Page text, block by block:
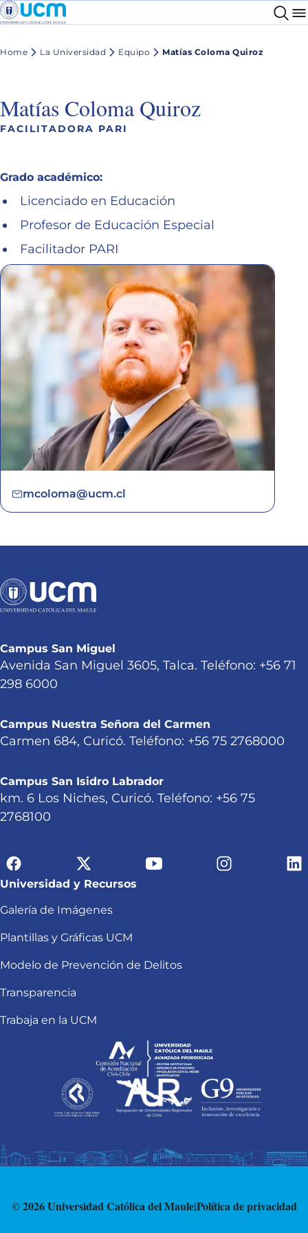
Home La Universidad Equipo Matías Coloma Quiroz
Matías Coloma Quiroz
FACILITADORA PARI
Grado académico:
Licenciado en Educación
Profesor de Educación Especial
Facilitador PARI
mcoloma@ucm.cl
Campus San Miguel
Avenida San Miguel 3605, Talca. Teléfono: +56 71
298 6000
Campus Nuestra Señora del Carmen
Carmen 684, Curicó. Teléfono: +56 75 2768000
Campus San Isidro Labrador
km. 6 Los Niches, Curicó. Teléfono: +56 75
2768100
Universidad y Recursos
Galería de Imágenes
Plantillas y Gráficas UCM
Modelo de Prevención de Delitos
Transparencia
Trabaja en la UCM
© 2026 Universidad Católica del Maule|Política de privacidad